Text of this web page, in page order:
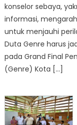
konselor sebaya,
informasi,
untuk menjauhi
Duta Genre harus
pada Grand Final
(Genre) Kota […]